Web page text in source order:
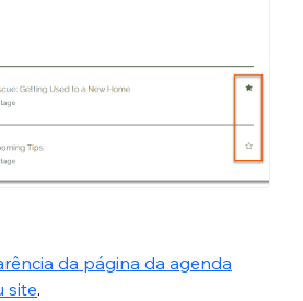
da página da agenda
site.